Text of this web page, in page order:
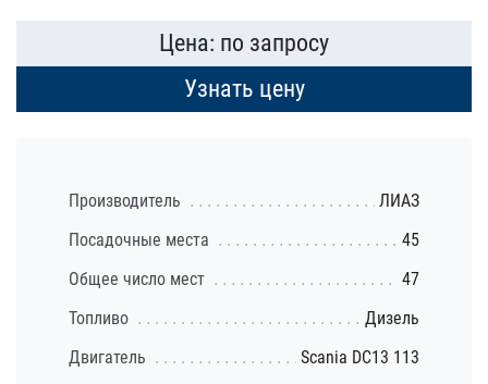
Цена: по запросу
Узнать цену
Производитель
ЛИАЗ
Посадочные места
45
Общее число мест
47
Топливо
Дизель
Двигатель
Scania DC13 113